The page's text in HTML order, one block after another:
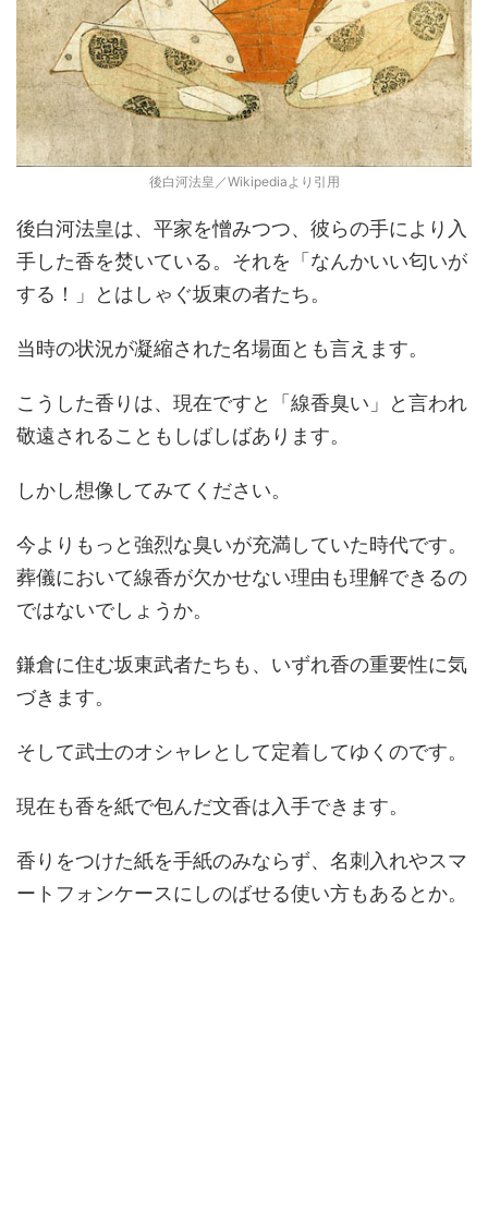
後白河法皇／Wikipediaより引用
後白河法皇は、平家を憎みつつ、彼らの手により入
手した香を焚いている。それを「なんかいい匂いが
する！」とはしゃぐ坂東の者たち。
当時の状況が凝縮された名場面とも言えます。
こうした香りは、現在ですと「線香臭い」と言われ
敬遠されることもしばしばあります。
しかし想像してみてください。
今よりもっと強烈な臭いが充満していた時代です。
葬儀において線香が欠かせない理由も理解できるの
ではないでしょうか。
鎌倉に住む坂東武者たちも、いずれ香の重要性に気
づきます。
そして武士のオシャレとして定着してゆくのです。
現在も香を紙で包んだ文香は入手できます。
香りをつけた紙を手紙のみならず、名刺入れやスマ
ートフォンケースにしのばせる使い方もあるとか。